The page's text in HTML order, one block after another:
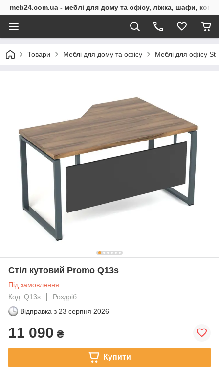
meb24.com.ua - меблі для дому та офісу, ліжка, шафи,
Товари Меблі для дому та офісу Меблі для офісу St
Стіл кутовий Promo Q13s
Під замовлення
Код: Q13s
Роздріб
Відправка з 23 серпня 2026
11 090 ₴
Купити